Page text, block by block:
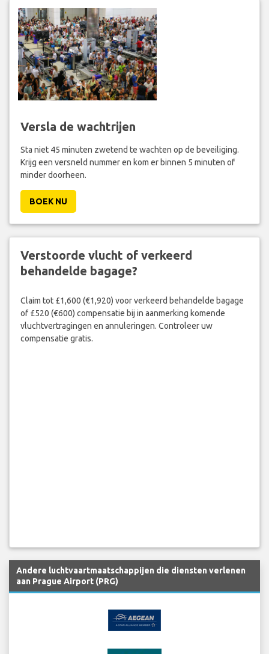
Versla de wachtrijen
Sta niet 45 minuten zwetend te wachten op de beveiliging.
Krijg een versneld nummer en kom er binnen 5 minuten of
minder doorheen.
BOEK NU
Verstoorde vlucht of verkeerd
behandelde bagage?
Claim tot £1,600 (€1,920) voor verkeerd behandelde bagage
of £520 (€600) compensatie bij in aanmerking komende
vluchtvertragingen en annuleringen. Controleer uw
compensatie gratis.
Andere luchtvaartmaatschappijen die diensten verlenen
aan Prague Airport (PRG)